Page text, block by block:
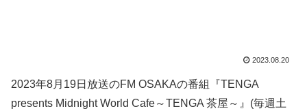
2023.08.20
2023年8月19日放送のFM OSAKAの番組『TENGA
presents Midnight World Cafe～TENGA 茶屋～』(毎週土